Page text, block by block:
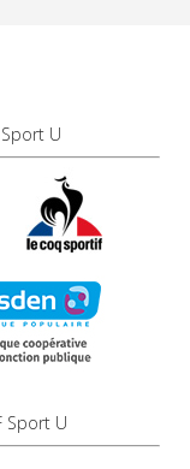
U
Sport U